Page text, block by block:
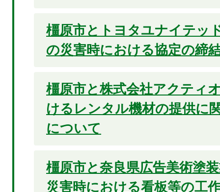
橿原市とトヨタユナイテッ
の災害時における協定の締
橿原市と株式会社アクティ
けるレンタル機材の提供に
について
橿原市と奈良県広告美術塗
災害時における看板等の工